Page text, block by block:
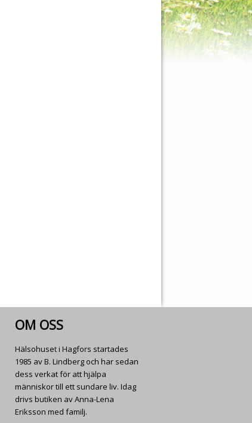
OM OSS
Hälsohuset i Hagfors startades
1985 av B. Lindberg och har sedan
dess verkat för att hjälpa
människor till ett sundare liv. Idag
drivs butiken av Anna-Lena
Eriksson med familj.